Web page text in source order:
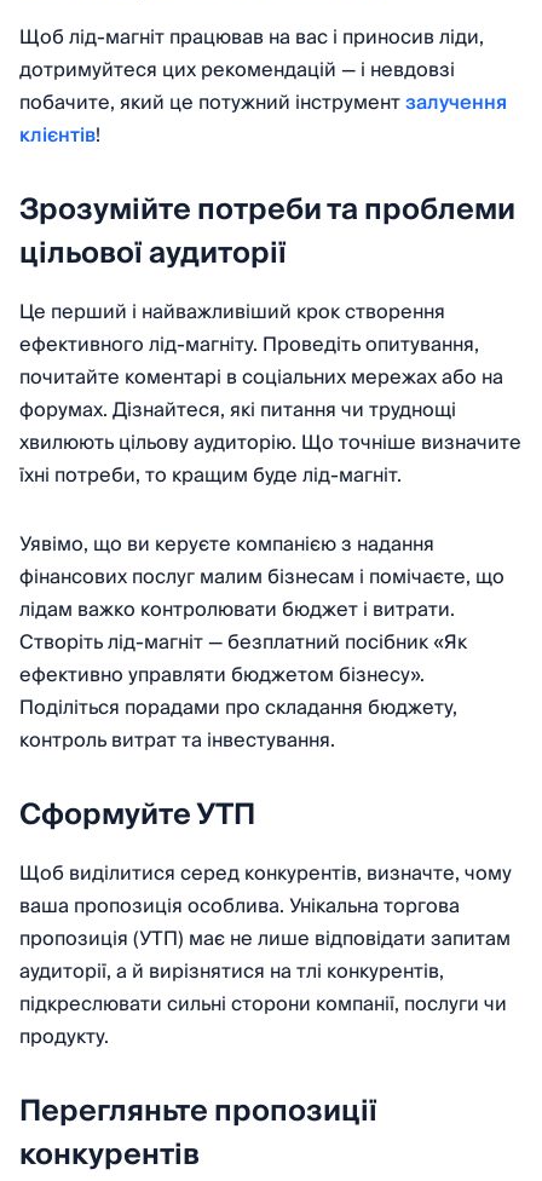
Щоб лід-магніт працював на вас і приносив ліди,
дотримуйтеся цих рекомендацій — і невдовзі
побачите, який це потужний інструментзалучення
клієнтів!
Зрозумійте потреби та проблеми
цільової аудиторії
Це перший і найважливіший крок створення
ефективного лід-магніту. Проведіть опитування,
почитайте коментарі в соціальних мережах або на
форумах. Дізнайтеся, які питання чи труднощі
хвилюють цільову аудиторію. Що точніше визначите
їхні потреби, то кращим буде лід-магніт.
Уявімо, що ви керуєте компанією з надання
фінансових послуг малим бізнесам і помічаєте, що
лідам важко контролювати бюджет і витрати.
Створіть лід-магніт — безплатний посібник «Як
ефективно управляти бюджетом бізнесу».
Поділіться порадами про складання бюджету,
контроль витрат та інвестування.
Сформуйте УТП
Щоб виділитися серед конкурентів, визначте, чому
ваша пропозиція особлива. Унікальна торгова
пропозиція (УТП) має не лише відповідати запитам
аудиторії, а й вирізнятися на тлі конкурентів,
підкреслювати сильні сторони компанії, послуги чи
продукту.
Перегляньте пропозиції
конкурентів